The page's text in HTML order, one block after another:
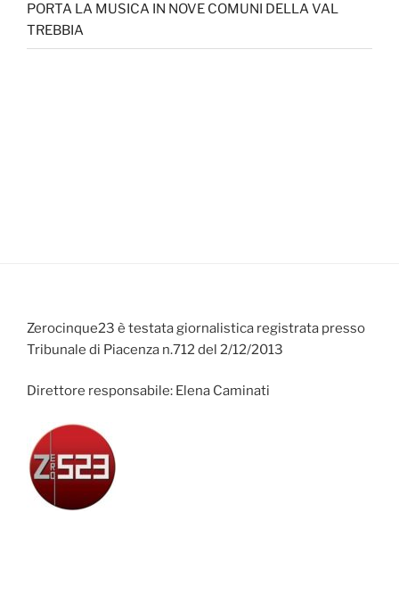
PORTA LA MUSICA IN NOVE COMUNI DELLA VAL
TREBBIA
Zerocinque23 è testata giornalistica registrata presso
Tribunale di Piacenza n.712 del 2/12/2013
Direttore responsabile: Elena Caminati